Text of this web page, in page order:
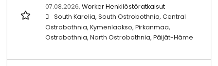
07.08.2026, Worker Henkilöstöratkaisut
South Karelia, South Ostrobothnia, Central
Ostrobothnia, Kymenlaakso, Pirkanmaa,
Ostrobothnia, North Ostrobothnia, Päijät-Häme